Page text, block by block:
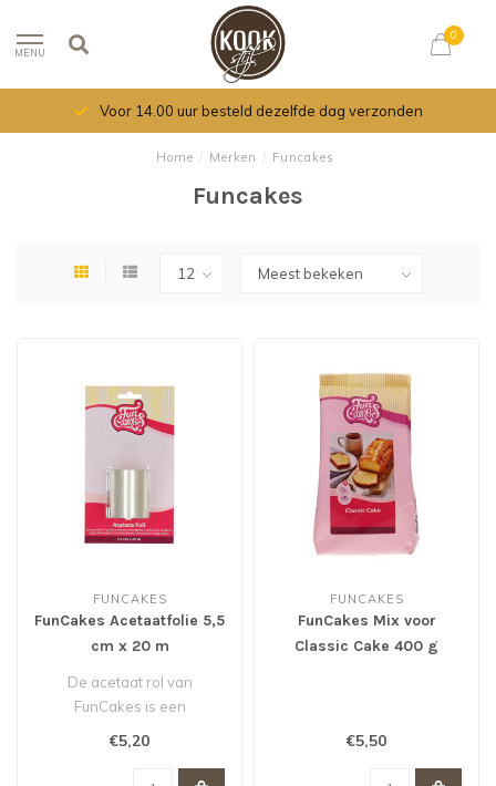
MENU
0
Voor 14.00 uur besteld dezelfde dag verzonden
Home / Merken / Funcakes
Funcakes
FUNCAKES
FunCakes Acetaatfolie 5,5
cm x 20 m
De acetaat rol van
FunCakes is een
voedselveilig acetaat dat
€5,20
FUNCAKES
FunCakes Mix voor
Classic Cake 400 g
€5,50